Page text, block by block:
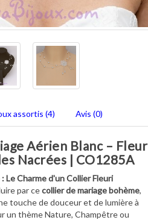
assortis (4) Avis (0)
Aérien Blanc – Fleur
Nacrées | CO1285A
Le Charme d'un Collier Fleuri
par cecollier de mariage bohème,
touche de douceur et de lumière à
un thème Nature, Champêtre ou